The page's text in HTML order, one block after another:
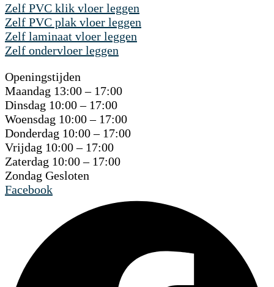
Zelf PVC klik vloer leggen
Zelf PVC plak vloer leggen
Zelf laminaat vloer leggen
Zelf ondervloer leggen
Openingstijden
Maandag 13:00 – 17:00
Dinsdag 10:00 – 17:00
Woensdag 10:00 – 17:00
Donderdag 10:00 – 17:00
Vrijdag 10:00 – 17:00
Zaterdag 10:00 – 17:00
Zondag Gesloten
Facebook